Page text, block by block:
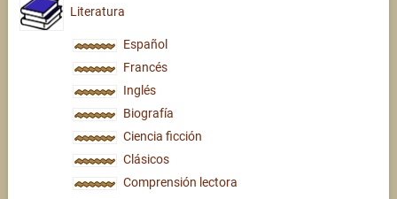
Literatura
Español
Francés
Inglés
Biografía
Ciencia ficción
Clásicos
Comprensión lectora